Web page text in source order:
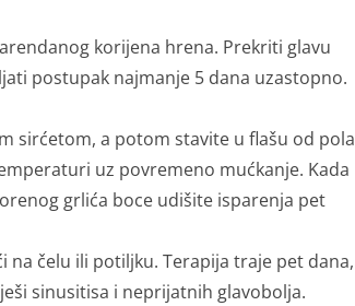
korijena hrena. Prekriti glavu
postupak najmanje 5 dana uzastopno.
sirćetom, a potom stavite u flašu od pola
uz povremeno mućkanje. Kada
grlića boce udišite isparenja pet
čelu ili potiljku. Terapija traje pet dana,
sinusitisa i neprijatnih glavobolja.